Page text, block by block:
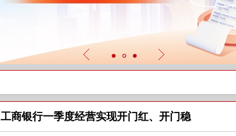
工商银行一季度经营实现开门红、开门稳